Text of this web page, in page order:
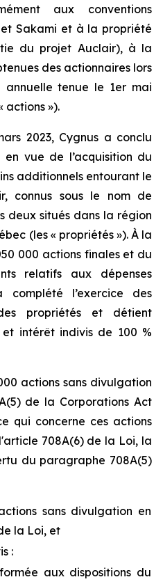
aux conventions
Sakami et à la propriété
du projet Auclair), à la
des actionnaires lors
annuelle tenue le 1er mai
actions »).
2023, Cygnus a conclu
en vue de l’acquisition du
additionnels entourant le
connus sous le nom de
deux situés dans la région
(les « propriétés »). À la
000 actions finales et du
relatifs aux dépenses
complété l’exercice des
propriétés et détient
intérêt indivis de 100 %
actions sans divulgation
de la Corporations Act
qui concerne ces actions
708A(6) de la Loi, la
du paragraphe 708A(5)
sans divulgation en
la Loi, et
:
aux dispositions du